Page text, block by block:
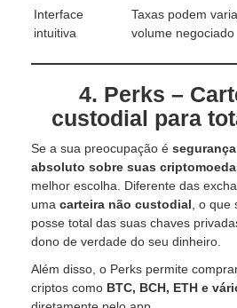
Interface
intuitiva
Taxas podem
volume negociado
4. Perks –
custodial para
Se a sua preocupação é
absoluto sobre suas
melhor escolha. Diferente das
uma carteira não custodial , o
posse total das suas chaves
dono de verdade do seu dinheiro.
Além disso, o Perks permite
criptos como BTC, BCH, ETH e